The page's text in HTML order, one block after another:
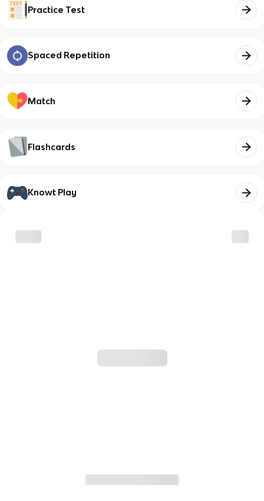
Practice Test
Spaced Repetition
Match
Flashcards
Knowt Play